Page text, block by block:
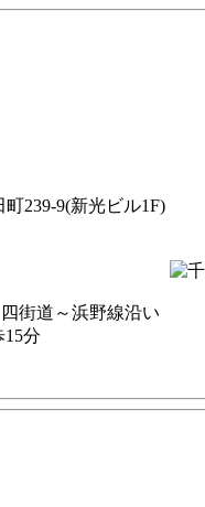
239-9(新光ビル1F)
街道～浜野線沿い
分